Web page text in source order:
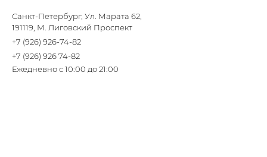
Санкт-Петербург, Ул. Марата 62,
191119, М. Лиговский Проспект
+7 (926) 926-74-82
+7 (926) 926 74-82
Ежедневно с 10:00 до 21:00